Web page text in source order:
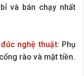
và bán chạy nhất
nghệ thuật: Phụ
rào và mặt tiền.